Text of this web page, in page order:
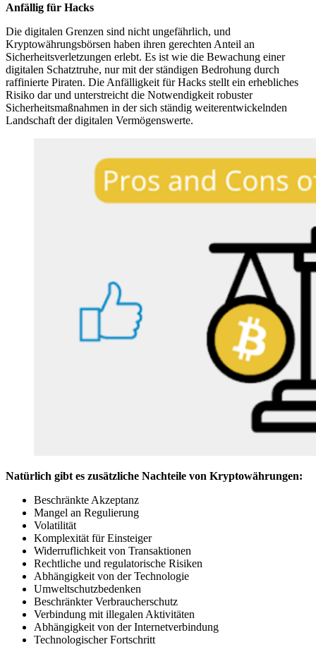
Anfällig für Hacks
Die digitalen Grenzen sind nicht ungefährlich, und
Kryptowährungsbörsen haben ihren gerechten Anteil an
Sicherheitsverletzungen erlebt. Es ist wie die Bewachung einer
digitalen Schatztruhe, nur mit der ständigen Bedrohung durch
raffinierte Piraten. Die Anfälligkeit für Hacks stellt ein erhebliches
Risiko dar und unterstreicht die Notwendigkeit robuster
Sicherheitsmaßnahmen in der sich ständig weiterentwickelnden
Landschaft der digitalen Vermögenswerte.
Natürlich gibt es zusätzliche Nachteile von Kryptowährungen:
Beschränkte Akzeptanz
Mangel an Regulierung
Volatilität
Komplexität für Einsteiger
Widerruflichkeit von Transaktionen
Rechtliche und regulatorische Risiken
Abhängigkeit von der Technologie
Umweltschutzbedenken
Beschränkter Verbraucherschutz
Verbindung mit illegalen Aktivitäten
Abhängigkeit von der Internetverbindung
Technologischer Fortschritt